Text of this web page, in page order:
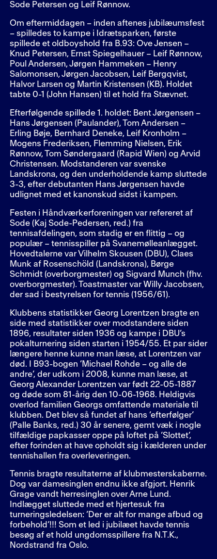
Sode Petersen og Leif Rønnow.
Om eftermiddagen – inden aftenes jubilæumsfest
– spilledes to kampe i Idrætsparken, første
spillede et oldboyshold fra B.93: Ove Jensen –
Knud Petersen, Ernst Spiegelhauer – Leif Rønnow,
Poul Andersen, Jørgen Hammeken – Henry
Salomonsen, Jørgen Jacobsen, Leif Bergqvist,
Halvor Larsen og Martin Kristensen (KB). Holdet
tabte 0-1 (John Hansen) til et hold fra Stævnet.
Efterfølgende spillede 1. holdet: Bent Jørgensen –
Hans Jørgensen (Paulander), Tom Andersen –
Erling Bøje, Bernhard Deneke, Leif Kronholm –
Mogens Frederiksen, Flemming Nielsen, Erik
Rønnow, Tom Søndergaard (Rapid Wien) og Arvid
Christensen. Modstanderen var svenske
Landskrona, og den underholdende kamp sluttede
3-3, efter debutanten Hans Jørgensen havde
udlignet med et kanonskud sidst i kampen.
Festen i Håndværkerforeningen var refereret af
Sode (Kaj Sode-Pedersen, red.) fra
tennisafdelingen, som stadig er en flittig – og
populær – tennisspiller på Svanemølleanlægget.
Hovedtalerne var Vilhelm Skousen (DBU), Claes
Munk af Rosenschöld (Landskrona), Børge
Schmidt (overborgmester) og Sigvard Munch (fhv.
overborgmester). Toastmaster var Willy Jacobsen,
der sad i bestyrelsen for tennis (1956/61).
Klubbens statistikker Georg Lorentzen bragte en
side med statistikker over modstandere siden
1896, resultater siden 1936 og kampe i DBU’s
pokalturnering siden starten i 1954/55. Et par sider
længere henne kunne man læse, at Lorentzen var
død. I B93-bogen ’Michael Rohde – og alle de
andre’, der udkom i 2008, kunne man læse, at
Georg Alexander Lorentzen var født 22-05-1887
og døde som 81-årig den 10-06-1968. Heldigvis
overlod familien Georgs omfattende materiale til
klubben. Det blev så fundet af hans ’efterfølger’
(Palle Banks, red.) 30 år senere, gemt væk i nogle
tilfældige papkasser oppe på loftet på ’Slottet’,
efter forinden at have opholdt sig i kælderen under
tennishallen fra overleveringen.
Tennis bragte resultaterne af klubmesterskaberne.
Dog var damesinglen endnu ikke afgjort. Henrik
Grage vandt herresinglen over Arne Lund.
Indlægget sluttede med et hjertesuk fra
turneringsledelsen: ’Der er alt for mange afbud og
forbehold’!!! Som et led i jubilæet havde tennis
besøg af et hold ungdomsspillere fra N.T.K.,
Nordstrand fra Oslo.